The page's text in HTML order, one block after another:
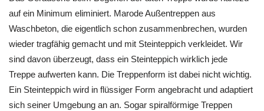
auf ein Minimum eliminiert. Marode Außentreppen aus
Waschbeton, die eigentlich schon zusammenbrechen, wurden
wieder tragfähig gemacht und mit Steinteppich verkleidet. Wir
sind davon überzeugt, dass ein Steinteppich wirklich jede
Treppe aufwerten kann. Die Treppenform ist dabei nicht wichtig.
Ein Steinteppich wird in flüssiger Form angebracht und adaptiert
sich seiner Umgebung an an. Sogar spiralförmige Treppen